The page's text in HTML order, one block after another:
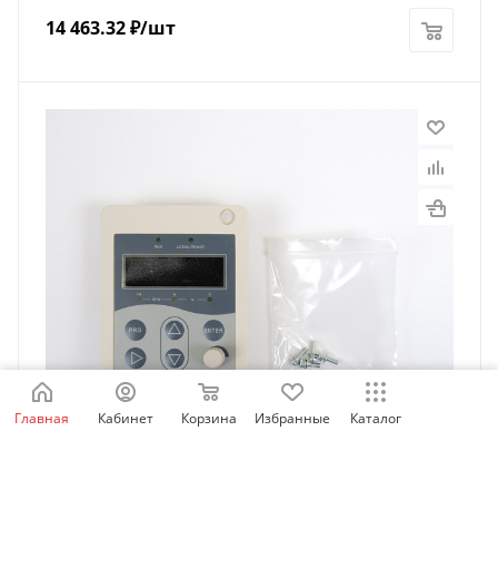
14 463.32₽/шт
Главная Кабинет Корзина Избранные Каталог